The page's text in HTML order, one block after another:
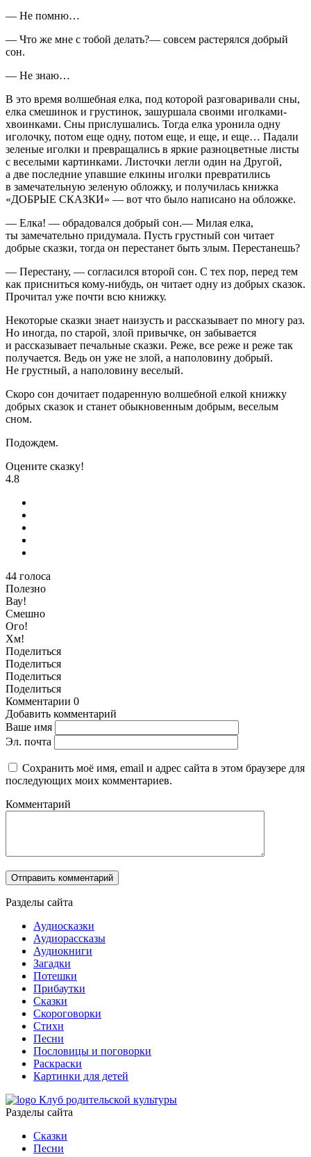
— Не помню…
— Что же мне с тобой делать?— совсем растерялся добрый
сон.
— Не знаю…
В это время волшебная елка, под которой разговаривали сны,
елка смешинок и грустинок, зашуршала своими иголками-
хвоинками. Сны прислушались. Тогда елка уронила одну
иголочку, потом еще одну, потом еще, и еще, и еще… Падали
зеленые иголки и превращались в яркие разноцветные листы
с веселыми картинками. Листочки легли один на Другой,
а две последние упавшие елкины иголки превратились
в замечательную зеленую обложку, и получилась книжка
«ДОБРЫЕ СКАЗКИ» — вот что было написано на обложке.
— Елка! — обрадовался добрый сон.— Милая елка,
ты замечательно придумала. Пусть грустный сон читает
добрые сказки, тогда он перестанет быть злым. Перестанешь?
— Перестану, — согласился второй сон. С тех пор, перед тем
как присниться кому-нибудь, он читает одну из добрых сказок.
Прочитал уже почти всю книжку.
Некоторые сказки знает наизусть и рассказывает по многу раз.
Но иногда, по старой, злой привычке, он забывается
и рассказывает печальные сказки. Реже, все реже и реже так
получается. Ведь он уже не злой, а наполовину добрый.
Не грустный, а наполовину веселый.
Скоро сон дочитает подаренную волшебной елкой книжку
добрых сказок и станет обыкновенным добрым, веселым
сном.
Подождем.
Оцените сказку!
4.8
44 голоса
Полезно
Вау!
Смешно
Ого!
Хм!
Поделиться
Поделиться
Поделиться
Поделиться
Комментарии 0
Добавить комментарий
Ваше имя
Эл. почта
Сохранить моё имя, email и адрес сайта в этом браузере для
последующих моих комментариев.
Комментарий
Разделы сайта
Аудиосказки
Аудиорассказы
Аудиокниги
Загадки
Потешки
Прибаутки
Сказки
Скороговорки
Стихи
Песни
Пословицы и поговорки
Раскраски
Картинки для детей
Клуб родительской культуры
Разделы сайта
Сказки
Песни